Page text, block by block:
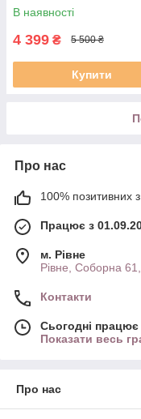
В наявності
4 399 ₴ 5 500 ₴
Купити
Про нас
100% позитивних з
Працює з
м. Рівне
Рівне, Соборна
Контакти
Сьогодні
Показати весь
Про нас